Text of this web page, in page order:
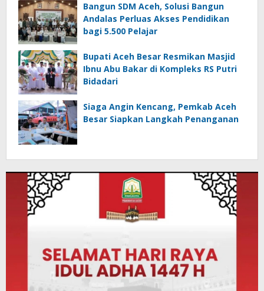
Bangun SDM Aceh, Solusi Bangun
Andalas Perluas Akses Pendidikan
bagi 5.500 Pelajar
Bupati Aceh Besar Resmikan Masjid
Ibnu Abu Bakar di Kompleks RS Putri
Bidadari
Siaga Angin Kencang, Pemkab Aceh
Besar Siapkan Langkah Penanganan